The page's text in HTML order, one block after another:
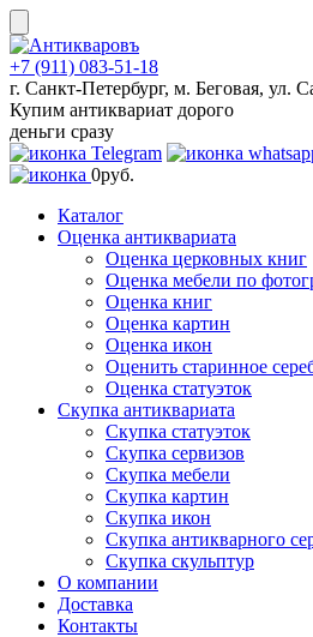
Skip
to
content
+7 (911) 083-51-18
г. Санкт-Петербург, м. Беговая, ул.
Купим антиквариат дорого
деньги сразу
0руб.
Каталог
Оценка антиквариата
Оценка церковных книг
Оценка мебели по
Оценка книг
Оценка картин
Оценка икон
Оценить старинное
Оценка статуэток
Скупка антиквариата
Скупка статуэток
Скупка сервизов
Скупка мебели
Скупка картин
Скупка икон
Скупка антикварного
Скупка скульптур
О компании
Доставка
Контакты